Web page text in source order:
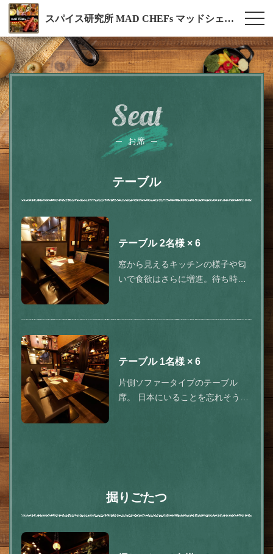
スパイス研究所 MAD CHEFs マッドシェフ 浜松町店
Seat
お席
テーブル
テーブル2名様 × 6
窓から見えるキッチンの様子や匂
いで食欲はさらに増進。待ち時間
テーブル1名様 × 6
片側ソファータイプのテーブル
席。 日本にいることを忘れそうな
掘りごたつ